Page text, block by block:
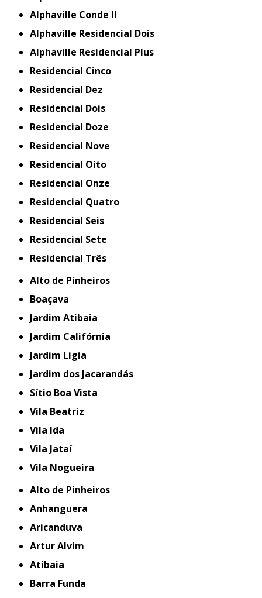
Alphaville Conde II
Alphaville Residencial Dois
Alphaville Residencial Plus
Residencial Cinco
Residencial Dez
Residencial Dois
Residencial Doze
Residencial Nove
Residencial Oito
Residencial Onze
Residencial Quatro
Residencial Seis
Residencial Sete
Residencial Três
Alto de Pinheiros
Boaçava
Jardim Atibaia
Jardim Califórnia
Jardim Ligia
Jardim dos Jacarandás
Sítio Boa Vista
Vila Beatriz
Vila Ida
Vila Jataí
Vila Nogueira
Alto de Pinheiros
Anhanguera
Aricanduva
Artur Alvim
Atibaia
Barra Funda